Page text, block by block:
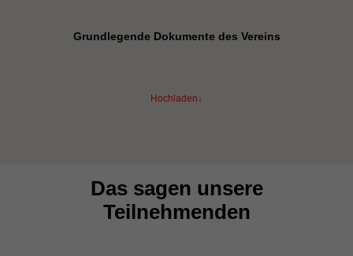
Grundlegende Dokumente des Vereins
Hochladen↓
Das sagen unsere
Teilnehmenden